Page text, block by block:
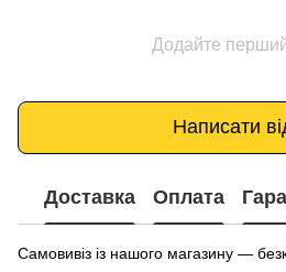
Додайте перший
Написати
Доставка Оплата
Самовивіз із нашого магазину —